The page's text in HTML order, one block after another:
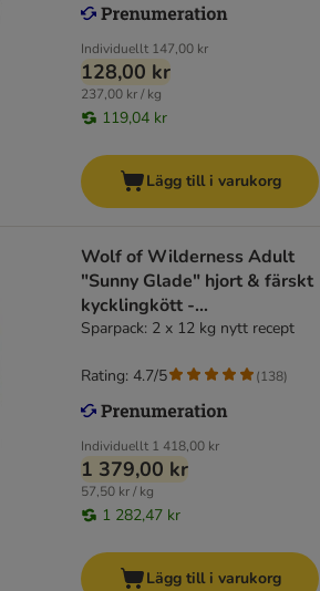
Individuellt 147,00 kr
128,00 kr
237,00 kr / kg
119,04 kr
Lägg till i varukorg
Wolf of Wilderness Adult
"Sunny Glade" hjort & färskt
kycklingkött -
spannmålsfritt
Sparpack: 2 x 12 kg nytt recept
Individuellt 1 418,00 kr
1 379,00 kr
57,50 kr / kg
1 282,47 kr
Rating: 4.7/5 (138)
Lägg till i varukorg